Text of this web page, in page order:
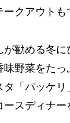
クアウトも
勧める冬に
野菜をたっ
「パッケリ
スディナー